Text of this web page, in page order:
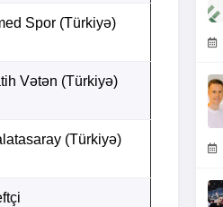
Spor (Türkiyə)
Vətən (Türkiyə)
(Türkiyə)